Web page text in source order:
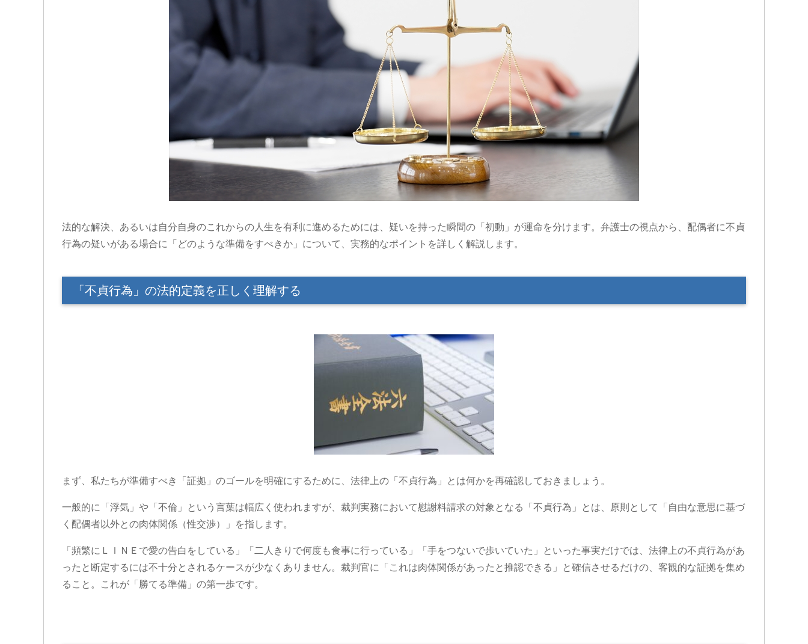
法的な解決、あるいは自分自身のこれからの人生を有利に進めるためには、疑いを持った瞬間の「初動」が運命を分けます。弁護士の視点から、配偶者に不貞
行為の疑いがある場合に「どのような準備をすべきか」について、実務的なポイントを詳しく解説します。
「不貞行為」の法的定義を正しく理解する
まず、私たちが準備すべき「証拠」のゴールを明確にするために、法律上の「不貞行為」とは何かを再確認しておきましょう。
一般的に「浮気」や「不倫」という言葉は幅広く使われますが、裁判実務において慰謝料請求の対象となる「不貞行為」とは、原則として「自由な意思に基づ
く配偶者以外との肉体関係（性交渉）」を指します。
「頻繁にＬＩＮＥで愛の告白をしている」「二人きりで何度も食事に行っている」「手をつないで歩いていた」といった事実だけでは、法律上の不貞行為があ
ったと断定するには不十分とされるケースが少なくありません。裁判官に「これは肉体関係があったと推認できる」と確信させるだけの、客観的な証拠を集め
ること。これが「勝てる準備」の第一歩です。